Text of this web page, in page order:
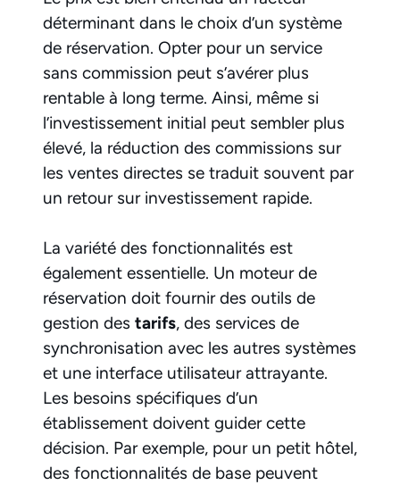
déterminant dans le choix d’un système
de réservation. Opter pour un service
sans commission peut s’avérer plus
rentable à long terme. Ainsi, même si
l’investissement initial peut sembler plus
élevé, la réduction des commissions sur
les ventes directes se traduit souvent par
un retour sur investissement rapide.
La variété des fonctionnalités est
également essentielle. Un moteur de
réservation doit fournir des outils de
gestion des tarifs, des services de
synchronisation avec les autres systèmes
et une interface utilisateur attrayante.
Les besoins spécifiques d’un
établissement doivent guider cette
décision. Par exemple, pour un petit hôtel,
des fonctionnalités de base peuvent